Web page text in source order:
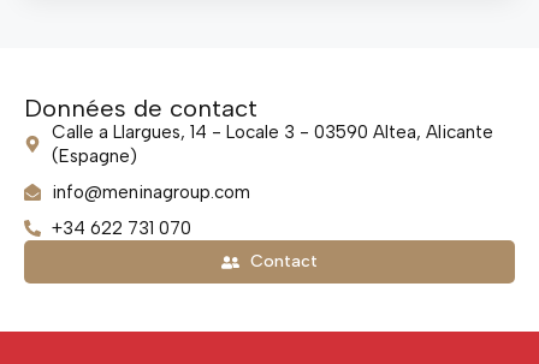
Données de contact
Calle a Llargues, 14 - Locale 3 - 03590 Altea, Alicante
(Espagne)
info@meninagroup.com
+34 622 731 070
Contact